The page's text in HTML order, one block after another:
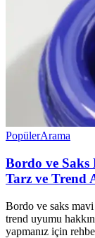
PopülerArama
Bordo ve Saks
Tarz ve Trend
Bordo ve saks
trend uyumu
yapmanız için